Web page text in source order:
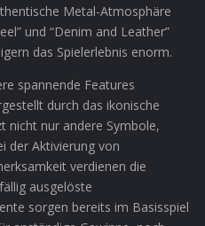
Metal-Atmosphäre
und “Denim and Leather”
das Spielerlebnis enorm.
spannende Features
durch das ikonische
nicht nur andere Symbole,
der Aktivierung von
verdienen die
ausgelöste
sorgen bereits im Basisspiel